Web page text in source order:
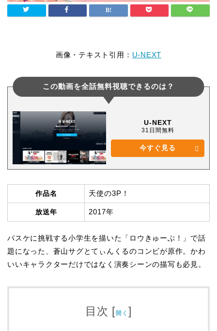
画像・テキスト引用： U-NEXT
この動画を全話無料視聴できるのは？
U-NEXT
31日間無料
今すぐ見る
作品名 天使の3P！
放送年 2017年
バスケに挑戦する小学生を描いた「ロウきゅーぶ！」で話
題になった、蒼山サグとてぃんくるのコンビが原作。かわ
いいキャラクターだけではなく演奏シーンの描写も必見。
目次 [開く ]